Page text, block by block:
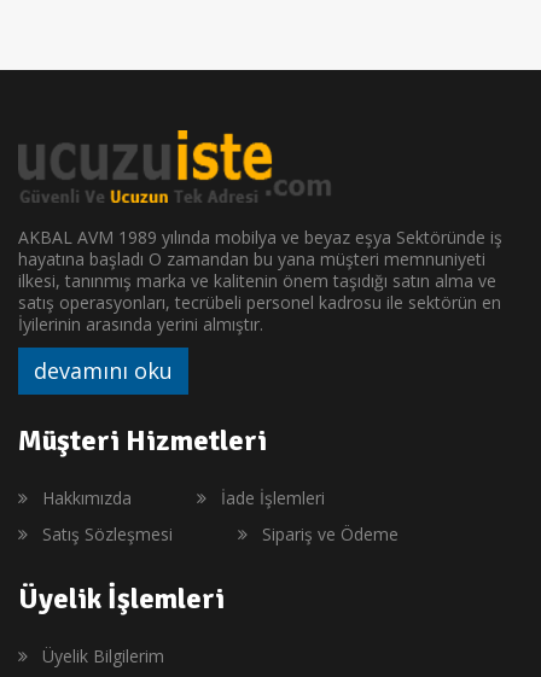
AKBAL AVM 1989 yılında mobilya ve beyaz eşya Sektöründe iş
hayatına başladı O zamandan bu yana müşteri memnuniyeti
ilkesi, tanınmış marka ve kalitenin önem taşıdığı satın alma ve
satış operasyonları, tecrübeli personel kadrosu ile sektörün en
İyilerinin arasında yerini almıştır.
devamını oku
Müşteri Hizmetleri
Hakkımızda
İade İşlemleri
Satış Sözleşmesi
Sipariş ve Ödeme
Üyelik İşlemleri
Üyelik Bilgilerim